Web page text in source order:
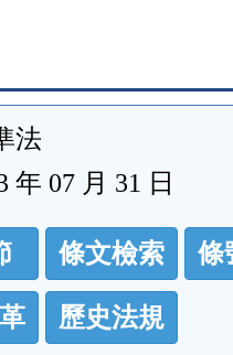
法
年 07 月 31 日
條文檢索 條
歷史法規